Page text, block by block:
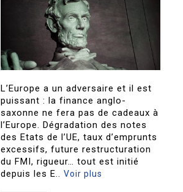
L’Europe a un adversaire et il est
puissant : la finance anglo-
saxonne ne fera pas de cadeaux à
l’Europe. Dégradation des notes
des Etats de l’UE, taux d’emprunts
excessifs, future restructuration
du FMI, rigueur… tout est initié
depuis les E..Voir plus